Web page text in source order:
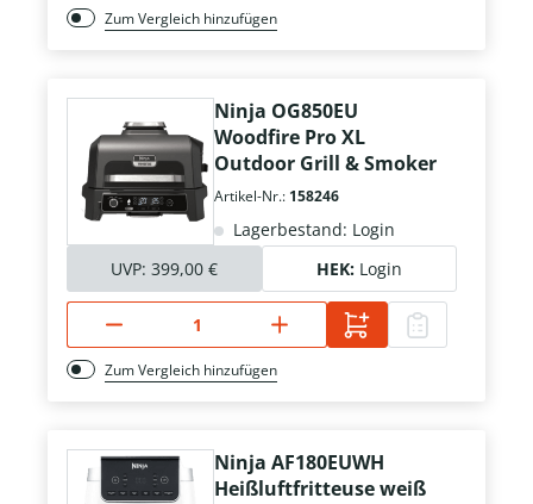
Zum Vergleich hinzufügen
Ninja OG850EU
Woodfire Pro XL
Outdoor Grill & Smoker
Artikel-Nr.: 158246
Lagerbestand: Login
UVP: 399,00 € HEK: Login
Zum Vergleich hinzufügen
Ninja AF180EUWH
Heißluftfritteuse weiß